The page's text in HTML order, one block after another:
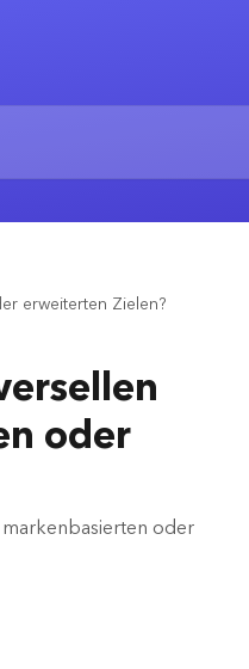
erweiterten Zielen?
oder
oder